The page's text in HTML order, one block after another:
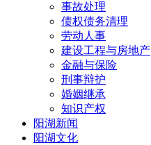
事故处理
债权债务清理
劳动人事
建设工程与房地产
金融与保险
刑事辩护
婚姻继承
知识产权
阳湖新闻
阳湖文化